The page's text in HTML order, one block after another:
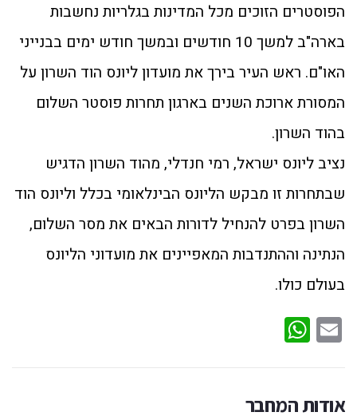
הפוסטרים הזוכים מכל המדינות בגלריות נחשבות
בארה"ב למשך 10 חודשים ובמשך חודש ימים בבנייני
האו"ם. ראש העיר בירך את מועדון ליונס הוד השרון על
המסורת ארוכת השנים בארגון תחרות פוסטר השלום
בהוד השרון.
נציב ליונס ישראל, רמי חנדלי, מהוד השרון הדגיש
שבתחרות זו מבקש הליונס הבינלאומי בכלל וליונס הוד
השרון בפרט להנחיל לדורות הבאים את מסר השלום,
הנתינה וההתנדבות המאפיינים את מועדוני הליונס
בעולם כולו.
Email
אודות המחבר